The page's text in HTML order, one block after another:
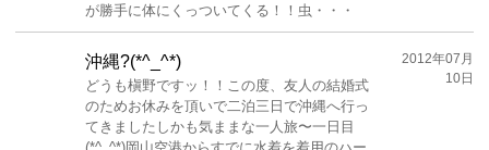
が勝手に体にくっついてくる！！虫・・・
沖縄?(*^_^*)
どうも槇野ですッ！！この度、友人の結婚式
のためお休みを頂いで二泊三日で沖縄へ行っ
てきましたしかも気ままな一人旅〜一日目
2012年07月
10日